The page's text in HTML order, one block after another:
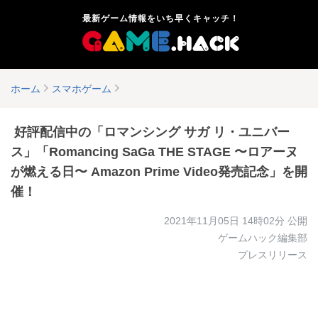
最新ゲーム情報をいち早くキャッチ！
ホーム スマホゲーム
​ 好評配信中の「ロマンシング サガ リ・ユニバー
ス」「Romancing SaGa THE STAGE 〜ロアーヌ
が燃える日〜 Amazon Prime Video発売記念」を開
催！
2021年11月05日 14時02分 公開
ゲームハック編集部
プレスリリース